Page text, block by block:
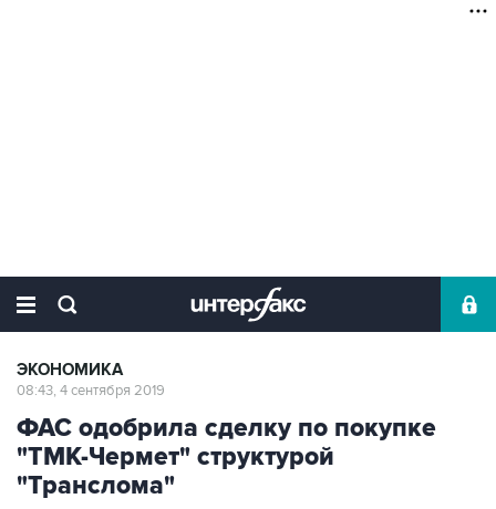
ЭКОНОМИКА
08:43, 4 сентября 2019
ФАС одобрила сделку по покупке
"ТМК-Чермет" структурой
"Транслома"